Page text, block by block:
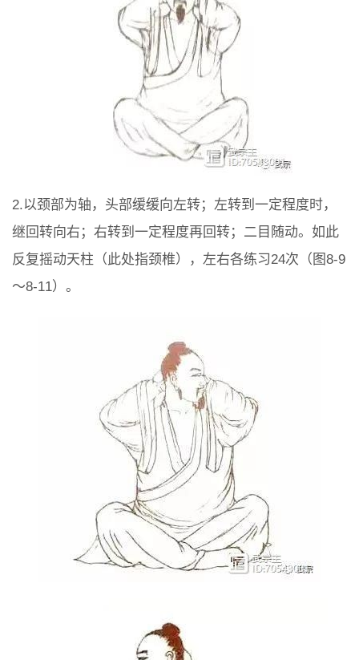
2.以颈部为轴，头部缓缓向左转；左转到一定程度时，
继回转向右；右转到一定程度再回转；二目随动。如此
反复摇动天柱（此处指颈椎），左右各练习24次（图8-9
～8-11）。